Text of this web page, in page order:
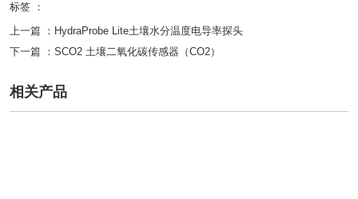
标签 ：
上一篇 ： HydraProbe Lite土壤水分温度电导率探头
下一篇 ： SCO2 土壤二氧化碳传感器（CO2）
相关产品